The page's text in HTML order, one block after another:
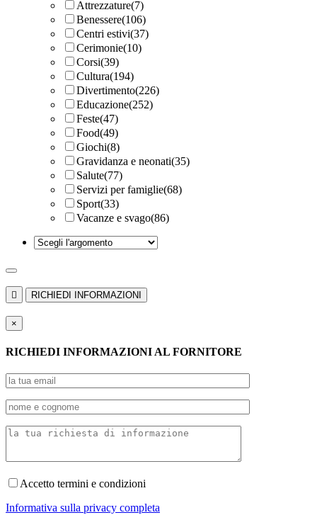
Attrezzature(7)
Benessere(106)
Centri estivi(37)
Cerimonie(10)
Corsi(39)
Cultura(194)
Divertimento(226)
Educazione(252)
Feste(47)
Food(49)
Giochi(8)
Gravidanza e neonati(35)
Salute(77)
Servizi per famiglie(68)
Sport(33)
Vacanze e svago(86)
 RICHIEDI INFORMAZIONI
×
RICHIEDI INFORMAZIONI AL FORNITORE
Accetto termini e condizioni
Informativa sulla privacy completa